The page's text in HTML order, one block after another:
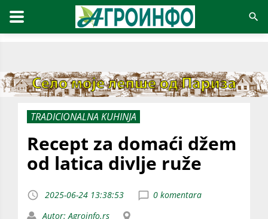
TRADICIONALNA KUHINJA
Recept za domaći džem
od latica divlje ruže
2025-06-24 13:38:53
0 komentara
Autor: Agroinfo.rs